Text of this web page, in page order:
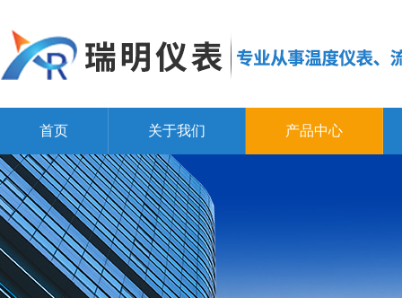
首页 关于我们 产品中心